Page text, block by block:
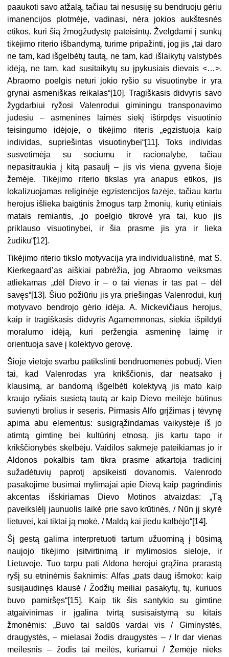
paaukoti savo atžalą, tačiau tai nesusiję su bendruoju gėriu
imanencijos plotmėje, vadinasi, nėra jokios aukštesnės
etikos, kuri šią žmogžudystę pateisintų. Žvelgdami į sunkų
tikėjimo riterio išbandymą, turime pripažinti, jog jis „tai daro
ne tam, kad išgelbėtų tautą, ne tam, kad išlaikytų valstybės
idėją, ne tam, kad susitaikytų su įpykusiais dievais <…>.
Abraomo poelgis neturi jokio ryšio su visuotinybe ir yra
grynai asmeniškas reikalas“[10]. Tragiškasis didvyris savo
žygdarbiui ryžosi Valenrodui giminingu transponavimo
judesiu – asmeninės laimės siekį ištirpdęs visuotinio
teisingumo idėjoje, o tikėjimo riteris „egzistuoja kaip
individas, supriešintas visuotinybei“[11]. Toks individas
susvetimėja su sociumu ir racionalybe, tačiau
nepasitraukia į kitą pasaulį – jis vis viena gyvena šioje
žemėje. Tikėjimo riterio tikslas yra anapus etikos, jis
lokalizuojamas religinėje egzistencijos fazėje, tačiau kartu
herojus išlieka baigtinis žmogus tarp žmonių, kurių etiniais
matais remiantis, „jo poelgio tikrovė yra tai, kuo jis
priklauso visuotinybei, ir šia prasme jis yra ir lieka
žudiku“[12].
Tikėjimo riterio tikslo motyvacija yra individualistinė, mat S.
Kierkegaard’as aiškiai pabrėžia, jog Abraomo veiksmas
atliekamas „dėl Dievo ir – o tai vienas ir tas pat – dėl
savęs“[13]. Šiuo požiūriu jis yra priešingas Valenrodui, kurį
motyvavo bendrojo gėrio idėja. A. Mickevičiaus herojus,
kaip ir tragiškasis didvyris Agamemnonas, siekia išpildyti
moralumo idėją, kuri peržengia asmeninę laimę ir
orientuoja save į kolektyvo gerovę.
Šioje vietoje svarbu patikslinti bendruomenės pobūdį. Vien
tai, kad Valenrodas yra krikščionis, dar neatsako į
klausimą, ar bandomą išgelbėti kolektyvą jis mato kaip
kraujo ryšiais susietą tautą ar kaip Dievo meilėje būtinus
suvienyti brolius ir seseris. Pirmasis Alfo grįžimas į tėvynę
apima abu elementus: susigrąžindamas vaikystėje iš jo
atimtą gimtinę bei kultūrinį etnosą, jis kartu tapo ir
krikščionybės skelbėju. Vaidilos sakmėje pateikiamas jo ir
Aldonos pokalbis tam tikra prasme atkartoja tradicinį
sužadėtuvių paprotį apsikeisti dovanomis. Valenrodo
pasakojime būsimai mylimajai apie Dievą kaip pagrindinis
akcentas išskiriamas Dievo Motinos atvaizdas: „Tą
paveikslėlį jaunuolis laikė prie savo krūtinės, / Nūn jį skyrė
lietuvei, kai tiktai ją mokė, / Maldą kai jiedu kalbėjo“[14].
Šį gestą galima interpretuoti tartum užuominą į būsimą
naujojo tikėjimo įsitvirtinimą ir mylimosios sieloje, ir
Lietuvoje. Tuo tarpu pati Aldona herojui grąžina prarastą
ryšį su etninėmis šaknimis: Alfas „pats daug išmoko: kaip
susijaudinęs klausė / Žodžių meiliai pasakytų, tų, kuriuos
buvo pamiršęs“[15]. Kaip tik šis santykio su gimtine
atgaivinimas ir įgalina tvirtą susisaistymą su kitais
žmonėmis: „Buvo tai saldūs vardai vis / Giminystės,
draugystės, – mielasai žodis draugystės – / Ir dar vienas
meilesnis – žodis tai meilės, kuriamui / Žemėje nieks